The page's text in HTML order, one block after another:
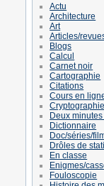
Actu
Architecture
Art
Articles/
Blogs
Calcul
Carnet noir
Cartographie
Citations
Cours en
Cryptographie
Deux minutes
Dictionnaire
Doc/séries/
Drôles de
En classe
Enigmes/
Fouloscopie